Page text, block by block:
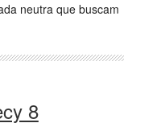
neutra que buscam
8